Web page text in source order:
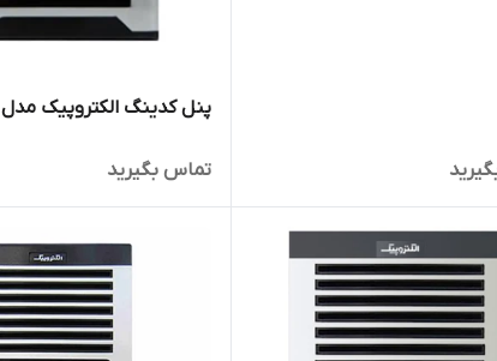
پنل کدینگ الکتروپیک مدل ۵۹۹
تماس بگیرید